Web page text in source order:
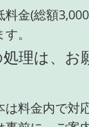
料金(総額
。
理は、お
料金内で対